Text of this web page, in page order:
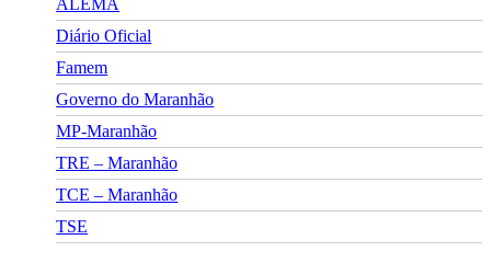
Diário Oficial
Famem
Governo do Maranhão
MP-Maranhão
TRE – Maranhão
TCE – Maranhão
TSE